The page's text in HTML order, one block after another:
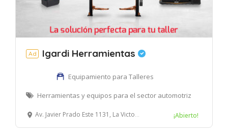
Ad Igardi Herramientas
Equipamiento para Talleres
Herramientas y equipos para el sector automotriz
Av. Javier Prado Este 1131, La Victoria, Lima, Perú ¡Abierto!